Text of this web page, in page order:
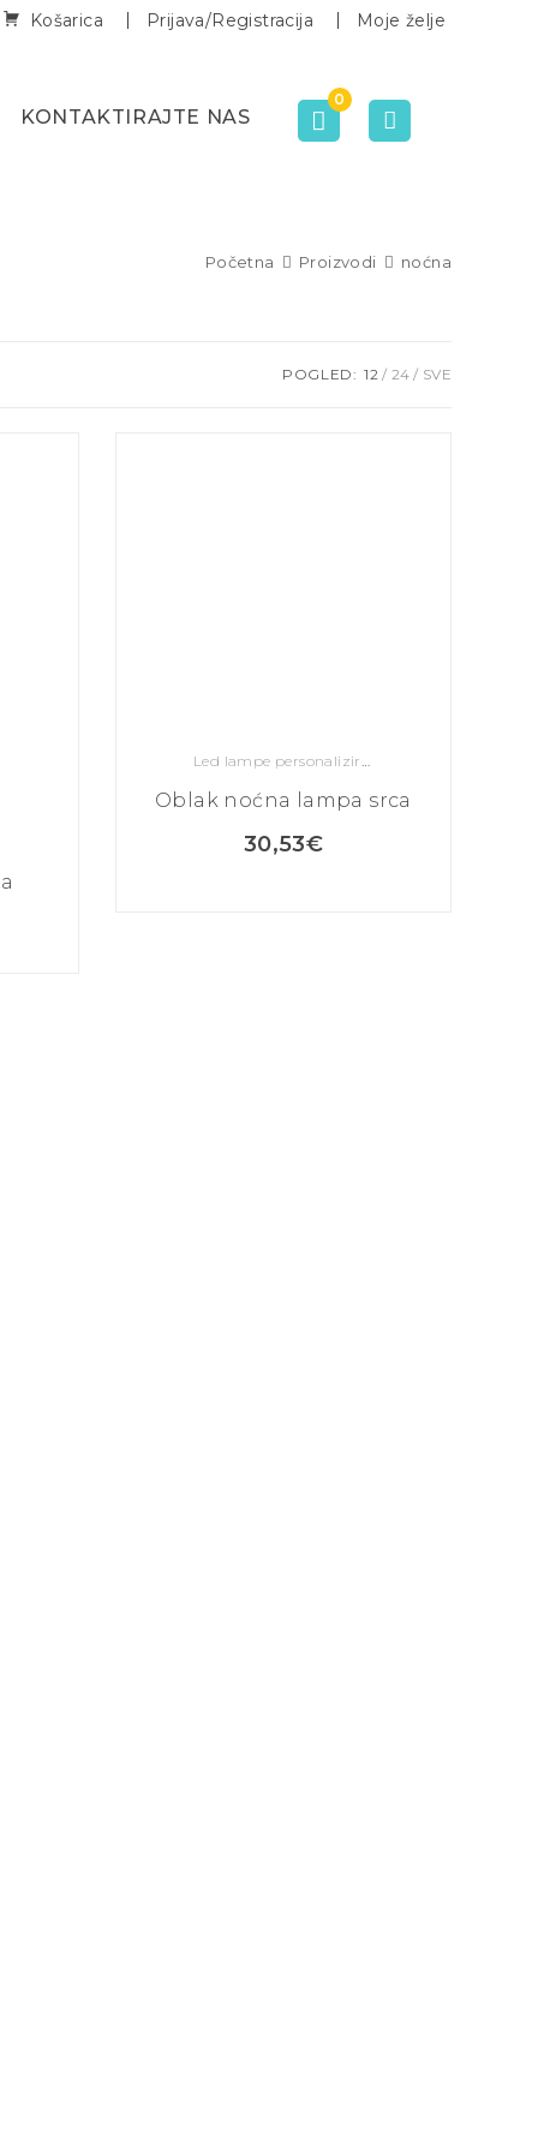
Košarica Prijava/Registracija Moje želje
KONTAKTIRAJTE NAS
0
Početna Proizvodi noćna
POGLED: 12 24 SVE
Oblak noćna lampa srca
30,53€